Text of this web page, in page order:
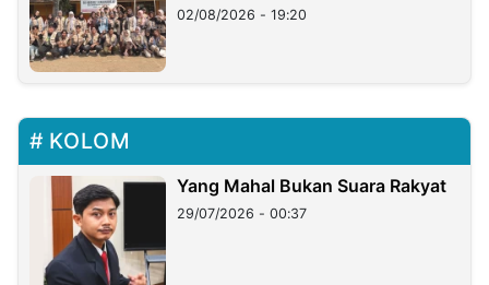
02/08/2026 - 19:20
KOLOM
Yang Mahal Bukan Suara Rakyat
29/07/2026 - 00:37